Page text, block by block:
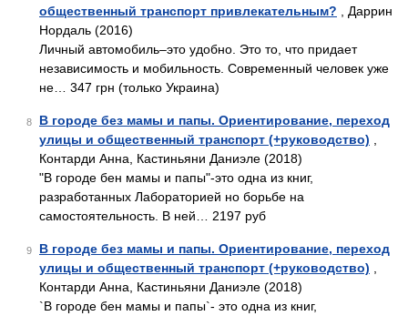
общественный транспорт привлекательным? , Даррин
Нордаль (2016)
Личный автомобиль–это удобно. Это то, что придает
независимость и мобильность. Современный человек уже
не… 347 грн (только Украина)
8
В городе без мамы и папы. Ориентирование, переход
улицы и общественный транспорт (+руководство)
Контарди Анна, Кастиньяни Даниэле (2018)
"В городе бен мамы и папы"-это одна из книг,
разработанных Лабораторией но борьбе на
самостоятельность. В ней… 2197 руб
9
В городе без мамы и папы. Ориентирование, переход
улицы и общественный транспорт (+руководство)
Контарди Анна, Кастиньяни Даниэле (2018)
`В городе бен мамы и папы`- это одна из книг,